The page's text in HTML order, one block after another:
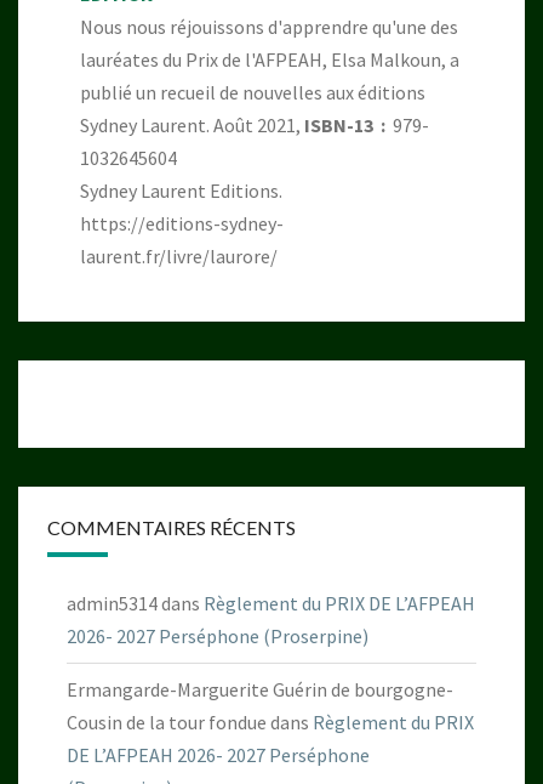
Nous nous réjouissons d'apprendre qu'une des
lauréates du Prix de l'AFPEAH, Elsa Malkoun, a
publié un recueil de nouvelles aux éditions
Sydney Laurent. Août 2021,
ISBN-13 ‏ : ‎ 979-
1032645604
Sydney Laurent Editions.
https://editions-sydney-
laurent.fr/livre/laurore/
COMMENTAIRES RÉCENTS
admin5314dans Règlement du PRIX DE L’AFPEAH
2026- 2027 Perséphone (Proserpine)
Ermangarde-Marguerite Guérin de bourgogne-
Cousin de la tour fondue dans Règlement du PRIX
DE L’AFPEAH 2026- 2027 Perséphone